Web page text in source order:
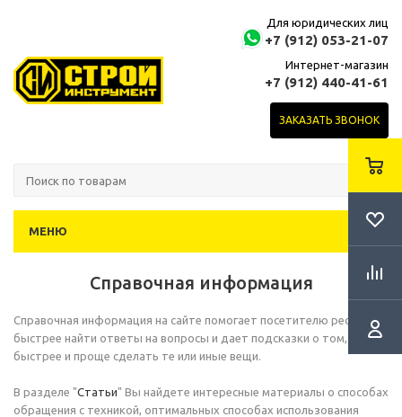
Для юридических лиц
+7 (912) 053-21-07
Интернет-магазин
+7 (912) 440-41-61
ЗАКАЗАТЬ ЗВОНОК
МЕНЮ
Справочная информация
Справочная информация на сайте помогает посетителю ресурса
быстрее найти ответы на вопросы и дает подсказки о том, как
быстрее и проще сделать те или иные вещи.
В разделе "Статьи" Вы найдете интересные материалы о способах
обращения с техникой, оптимальных способах использования